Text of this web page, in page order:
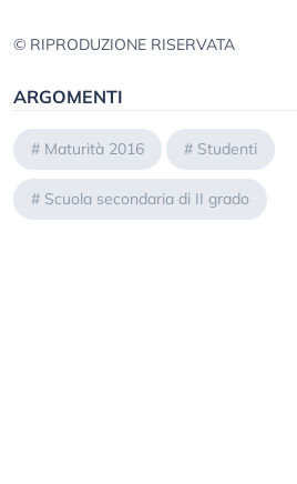
© RIPRODUZIONE RISERVATA
ARGOMENTI
# Maturità 2016 # Studenti
# Scuola secondaria di II grado